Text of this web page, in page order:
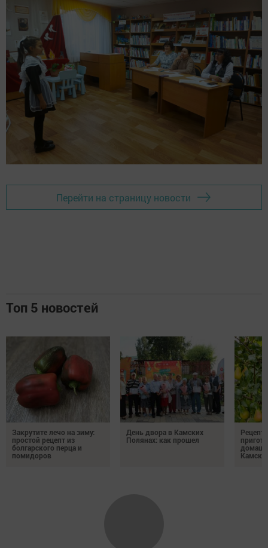
Перейти на страницу новости
Топ 5 новостей
Закрутите лечо на зиму:
простой рецепт из
болгарского перца и
помидоров
День двора в Камских
Полянах: как прошел